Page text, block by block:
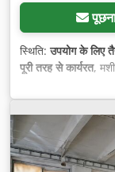
स्थिति:उपयोग के लिए
पूरी तरह से कार्यरत,
मिमी, कुल ऊँचाई:
(2.58 एचपी),